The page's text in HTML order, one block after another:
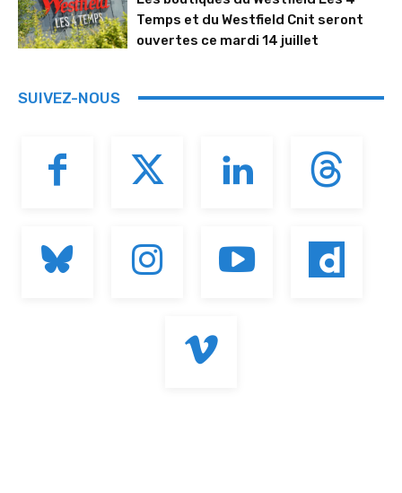
Temps et du Westfield Cnit seront
ouvertes ce mardi 14 juillet
SUIVEZ-NOUS